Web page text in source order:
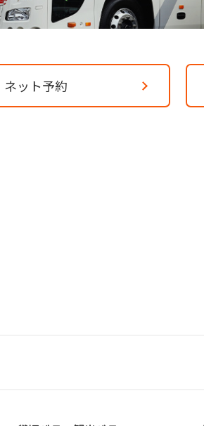
ネット予約